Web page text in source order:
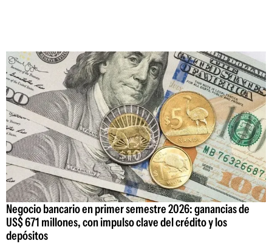
Negocio bancario en primer semestre 2026: ganancias de
US$ 671 millones, con impulso clave del crédito y los
depósitos